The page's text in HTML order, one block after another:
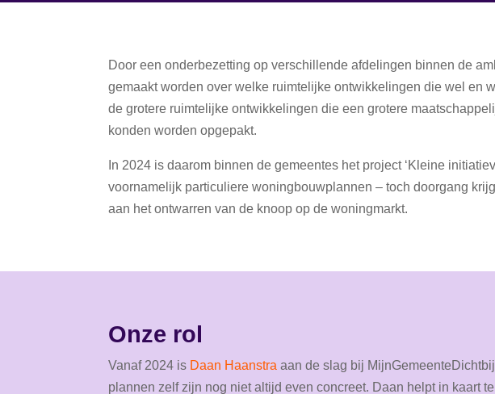
Door een onderbezetting op verschillende afdelingen binnen de
gemaakt worden over welke ruimtelijke ontwikkelingen die wel en
de grotere ruimtelijke ontwikkelingen die een grotere
konden worden opgepakt.
In 2024 is daarom binnen de gemeentes het project ‘Kleine
voornamelijk particuliere woningbouwplannen – toch doorgang
aan het ontwarren van de knoop op de woningmarkt.
Onze rol
Vanaf 2024 is Daan Haanstra aan de slag bij
plannen zelf zijn nog niet altijd even concreet. Daan helpt in kaart